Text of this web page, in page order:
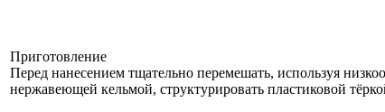
Приготовление
Перед нанесением тщательно перемешать, используя
нержавеющей кельмой, структурировать пластиковой